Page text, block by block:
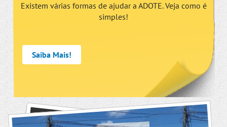
Existem várias formas de ajudar a ADOTE. Veja como é
simples!
Saiba Mais!